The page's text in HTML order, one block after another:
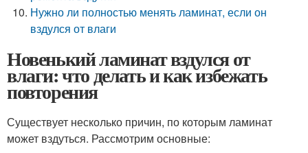
Нужно ли полностью менять ламинат, если он
вздулся от влаги
Новенький ламинат вздулся от
влаги: что делать и как избежать
повторения
Существует несколько причин, по которым ламинат
может вздуться. Рассмотрим основные: